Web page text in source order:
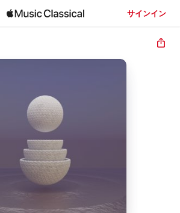
サインイン